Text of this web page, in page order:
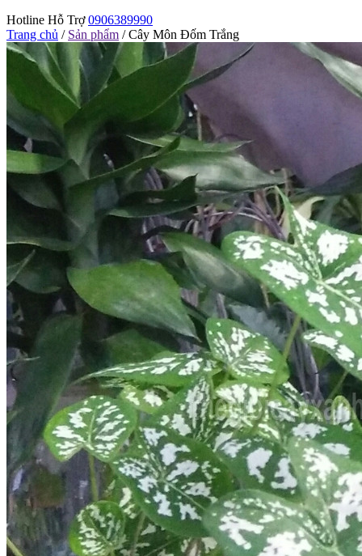
Hotline Hỗ Trợ 0906389990
Trang chủ / Sản phẩm / Cây Môn Đốm Trắng